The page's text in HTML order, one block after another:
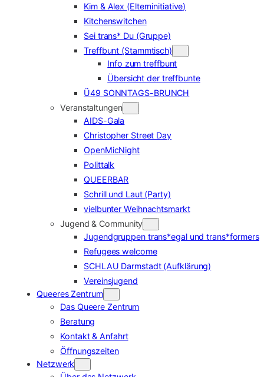
Kim & Alex (Elterninitiative)
Kitchenswitchen
Sei trans* Du (Gruppe)
Treffbunt (Stammtisch)
Info zum treffbunt
Übersicht der treffbunte
Ü49 SONNTAGS-BRUNCH
Veranstaltungen
AIDS-Gala
Christopher Street Day
OpenMicNight
Polittalk
QUEERBAR
Schrill und Laut (Party)
vielbunter Weihnachtsmarkt
Jugend & Community
Jugendgruppen trans*egal und trans*formers
Refugees welcome
SCHLAU Darmstadt (Aufklärung)
Vereinsjugend
Queeres Zentrum
Das Queere Zentrum
Beratung
Kontakt & Anfahrt
Öffnungszeiten
Netzwerk